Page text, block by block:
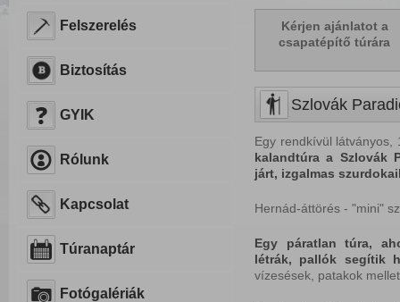
Felszerelés
Biztosítás
GYIK
Rólunk
Kapcsolat
Túranaptár
Fotógalériák
Kérjen ajánlatot a
csapatépítő túrára
Szlovák
Egy rendkívül látványos,
kalandtúra a Szlovák
járt, izgalmas
Hernád-áttörés - "mini"
Egy páratlan túra,
létrák, pallók segítik
vízesések, patakok